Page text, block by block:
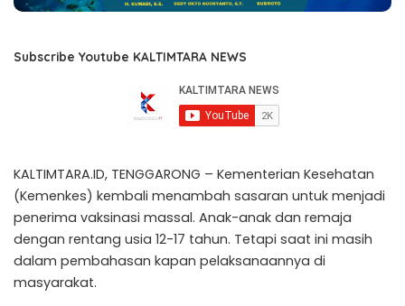
Subscribe Youtube KALTIMTARA NEWS
KALTIMTARA.ID, TENGGARONG – Kementerian Kesehatan
(Kemenkes) kembali menambah sasaran untuk menjadi
penerima vaksinasi massal. Anak-anak dan remaja
dengan rentang usia 12-17 tahun. Tetapi saat ini masih
dalam pembahasan kapan pelaksanaannya di
masyarakat.